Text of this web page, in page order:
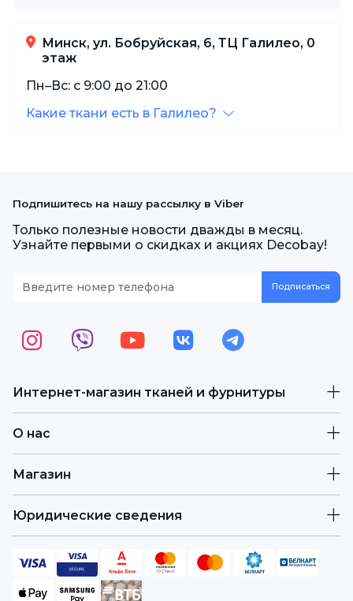
Минск, ул. Бобруйская, 6, ТЦ Галилео, 0
этаж
Пн–Вс: с 9:00 до 21:00
Какие ткани есть в Галилео?
Интернет-магазин тканей и фурнитуры
О нас
Магазин
Юридические сведения
Подпишитесь на нашу рассылку в Viber
Только полезные новости дважды в месяц.
Узнайте первыми о скидках и акциях Decobay!